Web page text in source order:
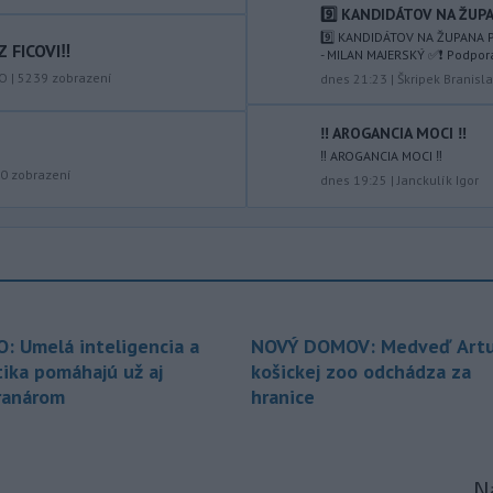
popoludní 42 stupňov Celzia.
Podpredsedníčka
vykonávajúca funkciu predsedu
zhromaždenia Anikó Hallerová
Nagyová vo štvrtok oznámila, že v
13:31 - Európska komisia (EK) sa
elektriny v Európskej únii.
Vlastníctvo a správa lesov v
FICOVI‼️
| 5239 zobrazení
zobrazení
9️⃣ KANDIDÁTOV NA
9️⃣ KANDIDÁTOV NA ŽUPANA
- MILAN MAJERSKÝ ✅️❗️
dnes 21:23 | Škripek
‼️ AROGANCIA MOCI ‼️
‼️ AROGANCIA MOCI ‼️
dnes 19:25 |Janckulík Igor
Umelá inteligencia a
pomáhajú už aj
NOVÝ DOMOV: Medveď
košickej zoo odchádza za
hranice